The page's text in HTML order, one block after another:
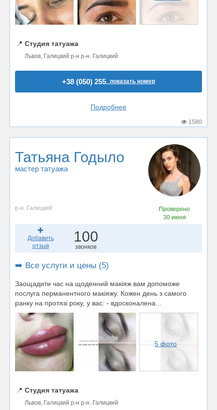
📍 Студия татуажа
Львов, Галицкий р-н р-н. Галицкий
+38 (050) 255..показать номер
Подробнее
1580
Татьяна Годыло
мастер татуажа
р-н. Галицкий
Проверено
30 июня
Добавить
отзыв
100
звонков
➡️ Все услуги и цены (5)
Заощадити час на щоденний макіяж вам допоможе
послуга перманентного макіяжу. Кожен день з самого
ранку на протязі року, у вас: - вдосконалена...
5 фото
📍 Студия татуажа
Львов, Галицкий р-н р-н. Галицкий